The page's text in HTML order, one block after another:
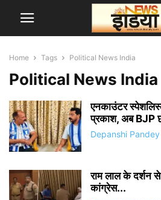
Home Tags Political News India
Political News India
एनकाउंटर
प्रकाश, अब BJP
Depanshi Pandey
राम लाल के दर्शन
कांग्रेस...